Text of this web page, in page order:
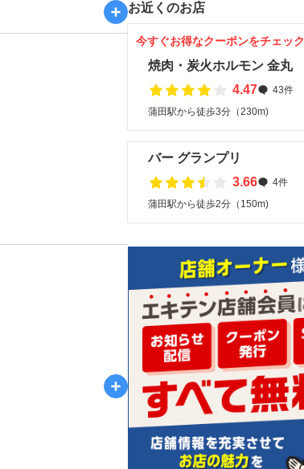
お近くのお店
今すぐお得なクーポンをチェック
焼肉・炭火ホルモン 金丸
4.47
43件
蒲田駅から徒歩3分（230m)
バー グランプリ
3.66
4件
蒲田駅から徒歩2分（150m)